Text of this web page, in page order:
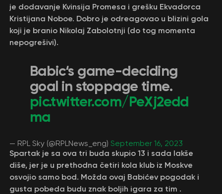
je dodavanje Kvinsija Promesa i grešku Ekvadorca
Kristijana Noboe. Dobro je odreagovao u blizini gola
koji je branio Nikolaj Zabolotnji (do tog momenta
nepogrešivi).
Babic‘s game-deciding
goal in stoppage time.
pic.twitter.com/PeXj2edd
ma
— RPL Sky (@RPLNews_eng) September 16, 2023
Spartak je sa ova tri buda skupio 13 i sada lakše
diše, jer je u prethodna četiri kola klub iz Moskve
osvojio samo bod. Možda ovaj Babićev pogodak i
gusta pobeda budu znak boljih igara za tim .